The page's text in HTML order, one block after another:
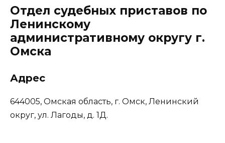
Отдел судебных приставов по
Ленинскому
административному округу г.
Омска
Адрес
644005, Омская область, г. Омск, Ленинский
округ, ул. Лагоды, д. 1Д.